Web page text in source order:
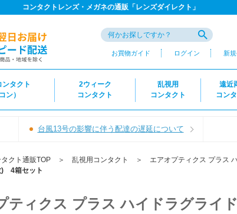
コンタクトレンズ・メガネの通販「レンズダイレクト」
お買物ガイド ログイン 新
ンタクト
ン）
2ウィーク
コンタクト
乱視用
コンタクト
遠近
コン
台風13号の影響に伴う配達の遅延について
タクト通販TOP ＞ 乱視用コンタクト ＞ エアオプティクス プラス
) 4箱セット
ティクス プラス ハイドラグライ